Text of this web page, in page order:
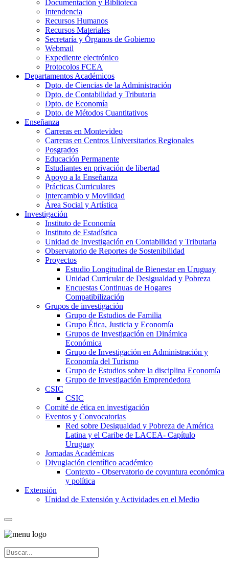
Documentación y Biblioteca
Intendencia
Recursos Humanos
Recursos Materiales
Secretaría y Órganos de Gobierno
Webmail
Expediente electrónico
Protocolos FCEA
Departamentos Académicos
Dpto. de Ciencias de la Administración
Dpto. de Contabilidad y Tributaria
Dpto. de Economía
Dpto. de Métodos Cuantitativos
Enseñanza
Carreras en Montevideo
Carreras en Centros Universitarios Regionales
Posgrados
Educación Permanente
Estudiantes en privación de libertad
Apoyo a la Enseñanza
Prácticas Curriculares
Intercambio y Movilidad
Área Social y Artística
Investigación
Instituto de Economía
Instituto de Estadística
Unidad de Investigación en Contabilidad y Tributaria
Observatorio de Reportes de Sostenibilidad
Proyectos
Estudio Longitudinal de Bienestar en Uruguay
Unidad Curricular de Desigualdad y Pobreza
Encuestas Continuas de Hogares
Compatibilización
Grupos de investigación
Grupo de Estudios de Familia
Grupo Ética, Justicia y Economía
Grupos de Investigación en Dinámica
Económica
Grupo de Investigación en Administración y
Economía del Turismo
Grupo de Estudios sobre la disciplina Economía
Grupo de Investigación Emprendedora
CSIC
CSIC
Comité de ética en investigación
Eventos y Convocatorias
Red sobre Desigualdad y Pobreza de América
Latina y el Caribe de LACEA- Capítulo
Uruguay
Jornadas Académicas
Divuglación científico académico
Contexto - Observatorio de coyuntura económica
y política
Extensión
Unidad de Extensión y Actividades en el Medio